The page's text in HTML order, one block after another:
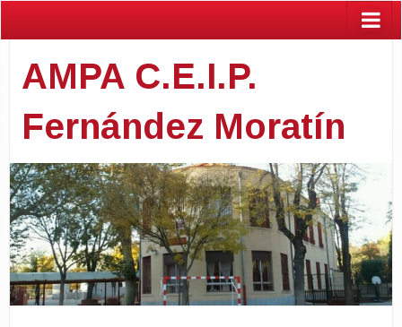
AMPA C.E.I.P.
Fernández Moratín